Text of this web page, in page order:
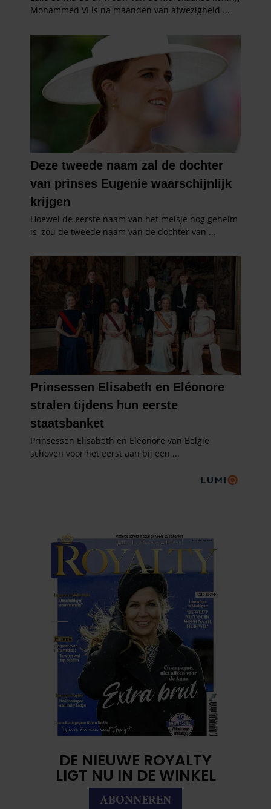
DE NIEUWE ROYALTY
LIGT NU IN DE WINKEL
ABONNEREN